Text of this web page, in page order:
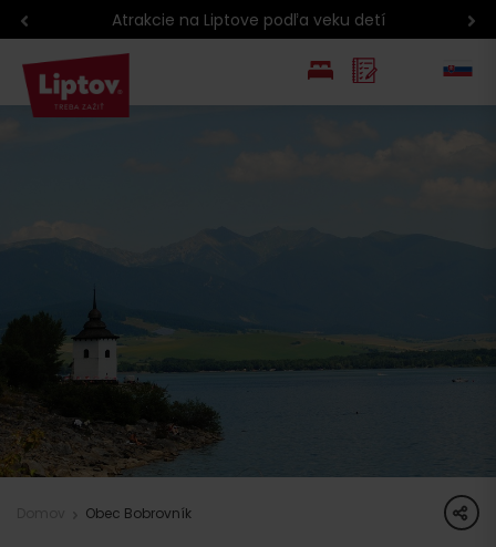
Atrakcie na Liptove podľa veku detí
Obec Bobrovník share